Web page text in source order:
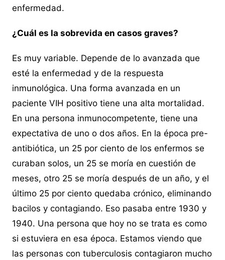
enfermedad.
¿Cuál es la sobrevida en casos graves?
Es muy variable. Depende de lo avanzada que
esté la enfermedad y de la respuesta
inmunológica. Una forma avanzada en un
paciente VIH positivo tiene una alta mortalidad.
En una persona inmunocompetente, tiene una
expectativa de uno o dos años. En la época pre-
antibiótica, un 25 por ciento de los enfermos se
curaban solos, un 25 se moría en cuestión de
meses, otro 25 se moría después de un año, y el
último 25 por ciento quedaba crónico, eliminando
bacilos y contagiando. Eso pasaba entre 1930 y
1940. Una persona que hoy no se trata es como
si estuviera en esa época. Estamos viendo que
las personas con tuberculosis contagiaron mucho